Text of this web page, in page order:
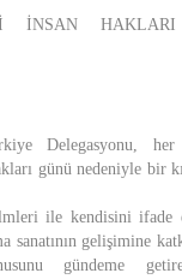
İNSAN
Delegasyonu,
günü nedeniyle bir
ile kendisini ifade
sanatının gelişimine
gündeme